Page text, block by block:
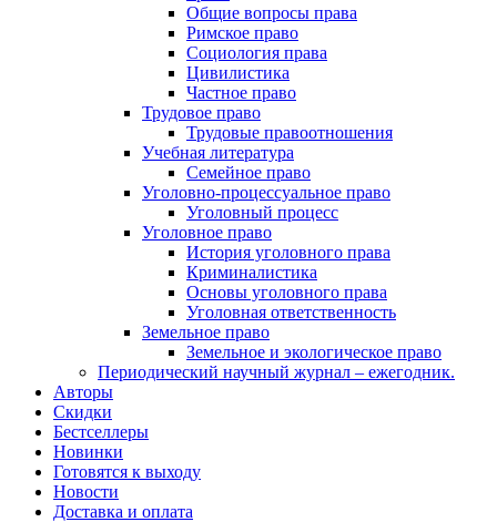
Общие вопросы права
Римское право
Социология права
Цивилистика
Частное право
Трудовое право
Трудовые правоотношения
Учебная литература
Семейное право
Уголовно-процессуальное право
Уголовный процесс
Уголовное право
История уголовного права
Криминалистика
Основы уголовного права
Уголовная ответственность
Земельное право
Земельное и экологическое право
Периодический научный журнал – ежегодник.
Авторы
Скидки
Бестселлеры
Новинки
Готовятся к выходу
Новости
Доставка и оплата